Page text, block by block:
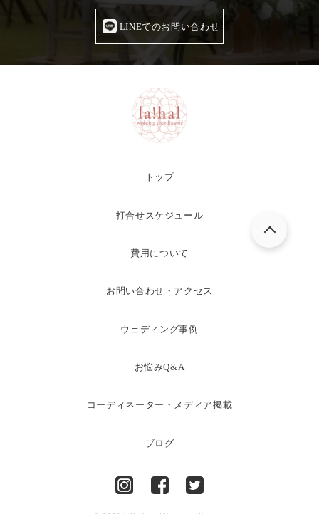
LINEでのお問い合わせ
トップ
打合せスケジュール
費用について
お問い合わせ・アクセス
ウェディング事例
お悩みQ&A
コーディネーター・メディア掲載
ブログ